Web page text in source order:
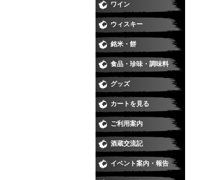
ワイン
ウィスキー
銘米・餅
食品・珍味・調味料
グッズ
カートを見る
ご利用案内
酒蔵交流記
イベント案内・報告